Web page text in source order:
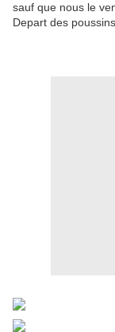
sauf que nous le
Depart des poussins